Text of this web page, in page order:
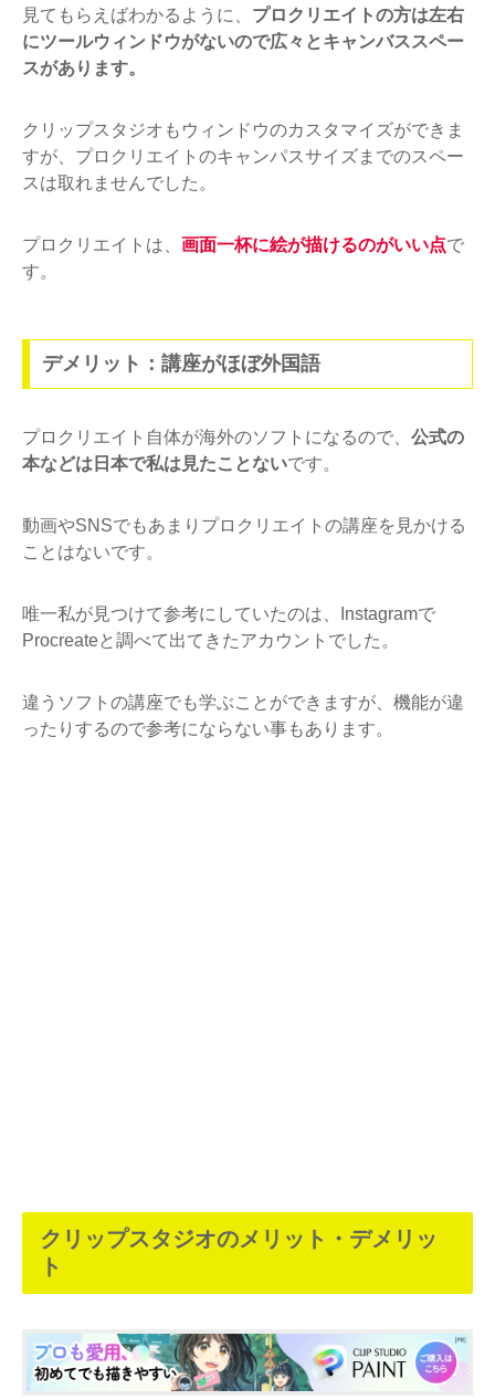
見てもらえばわかるように、 プロクリエイトの方は左右
にツールウィンドウがないので広々とキャンバススペー
スがあります。
クリップスタジオもウィンドウのカスタマイズができま
すが、プロクリエイトのキャンパスサイズまでのスペー
スは取れませんでした。
プロクリエイトは、 画面一杯に絵が描けるのがいい点で
す。
デメリット：講座がほぼ外国語
プロクリエイト自体が海外のソフトになるので、 公式の
本などは日本で私は見たことないです。
動画やSNSでもあまりプロクリエイトの講座を見かける
ことはないです。
唯一私が見つけて参考にしていたのは、Instagramで
Procreateと調べて出てきたアカウントでした。
違うソフトの講座でも学ぶことができますが、機能が違
ったりするので参考にならない事もあります。
クリップスタジオのメリット・デメリッ
ト